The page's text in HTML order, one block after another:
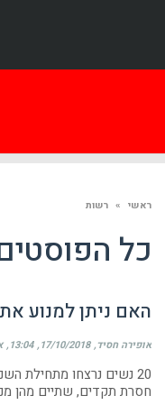
ראשי » רשות
כל
האם ניתן למנוע
אופירה חסיד 17/10/2018
13:04
20 נשים נרצחו מתחילת
חסרת תקדים, שתיים מהן